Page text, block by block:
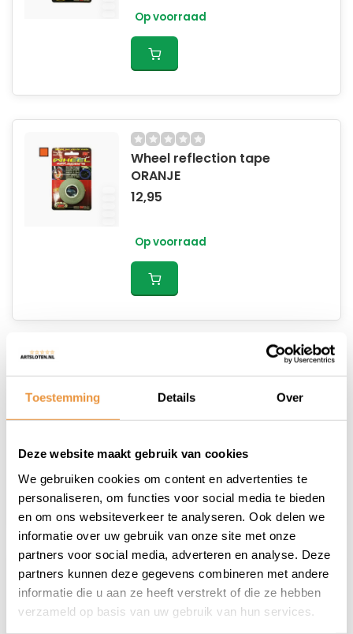
Toestemming Details Over
Deze website maakt gebruik van cookies
We gebruiken cookies om content en advertenties te
personaliseren, om functies voor social media te bieden
en om ons websiteverkeer te analyseren. Ook delen we
informatie over uw gebruik van onze site met onze
partners voor social media, adverteren en analyse. Deze
partners kunnen deze gegevens combineren met andere
informatie die u aan ze heeft verstrekt of die ze hebben
verzameld op basis van uw gebruik van hun services.
Op voorraad
Wheel reflection tape
ORANJE
12,95
Op voorraad
12,95
Op voorraad
Wheel reflection tape WIT
12,95